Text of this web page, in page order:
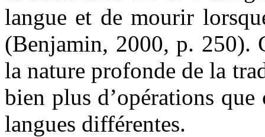
langue et de mourir
(Benjamin, 2000, p. 250).
la nature profonde de la
bien plus d’opérations
langues différentes.